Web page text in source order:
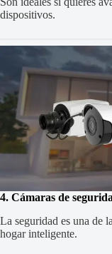
dispositivos.
4. Cámaras de
La seguridad es una de
hogar inteligente.